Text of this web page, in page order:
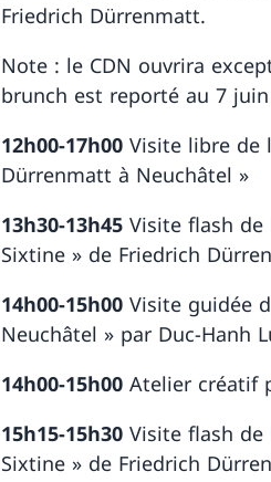
Friedrich Dürrenmatt.
Note : le CDN ouvrira
brunch est reporté au 7 juin
12h00-17h00 Visite libre de
Dürrenmatt à Neuchâtel »
13h30-13h45 Visite flash
Sixtine » de Friedrich
14h00-15h00 Visite guidée
Neuchâtel » par Duc-Hanh
14h00-15h00 Atelier créatif
15h15-15h30 Visite flash
Sixtine » de Friedrich